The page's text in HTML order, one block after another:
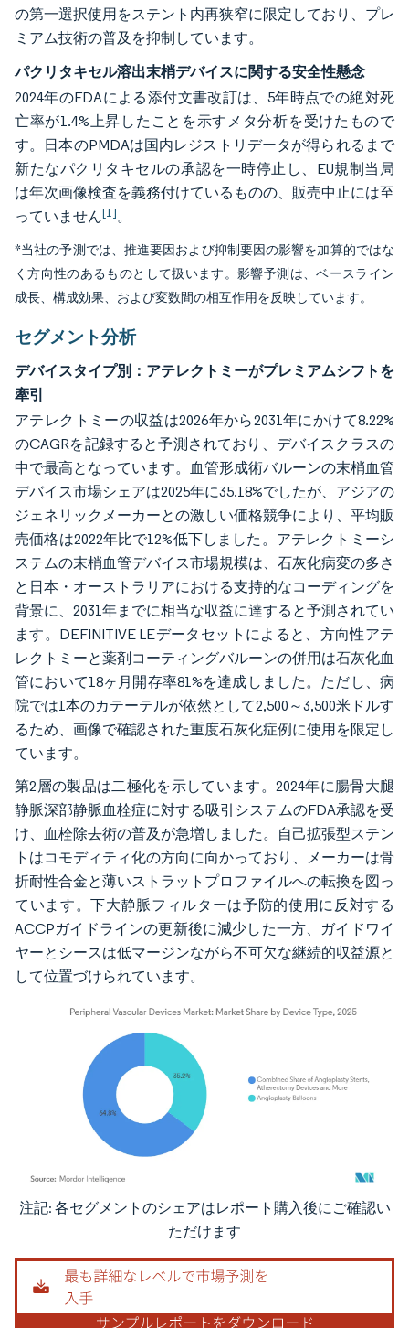
の第一選択使用をステント内再狭窄に限定しており、プレ
ミアム技術の普及を抑制しています。
パクリタキセル溶出末梢デバイスに関する安全性懸念
2024年のFDAによる添付文書改訂は、5年時点での絶対死
亡率が1.4%上昇したことを示すメタ分析を受けたもので
す。日本のPMDAは国内レジストリデータが得られるまで
新たなパクリタキセルの承認を一時停止し、EU規制当局
は年次画像検査を義務付けているものの、販売中止には至
っていません[1]。
*当社の予測では、推進要因および抑制要因の影響を加算的ではな
く方向性のあるものとして扱います。影響予測は、ベースライン
成長、構成効果、および変数間の相互作用を反映しています。
セグメント分析
デバイスタイプ別：アテレクトミーがプレミアムシフトを
牽引
アテレクトミーの収益は2026年から2031年にかけて8.22%
のCAGRを記録すると予測されており、デバイスクラスの
中で最高となっています。血管形成術バルーンの末梢血管
デバイス市場シェアは2025年に35.18%でしたが、アジアの
ジェネリックメーカーとの激しい価格競争により、平均販
売価格は2022年比で12%低下しました。アテレクトミーシ
ステムの末梢血管デバイス市場規模は、石灰化病変の多さ
と日本・オーストラリアにおける支持的なコーディングを
背景に、2031年までに相当な収益に達すると予測されてい
ます。DEFINITIVE LEデータセットによると、方向性アテ
レクトミーと薬剤コーティングバルーンの併用は石灰化血
管において18ヶ月開存率81%を達成しました。ただし、病
院では1本のカテーテルが依然として2,500～3,500米ドルす
るため、画像で確認された重度石灰化症例に使用を限定し
ています。
第2層の製品は二極化を示しています。2024年に腸骨大腿
静脈深部静脈血栓症に対する吸引システムのFDA承認を受
け、血栓除去術の普及が急増しました。自己拡張型ステン
トはコモディティ化の方向に向かっており、メーカーは骨
折耐性合金と薄いストラットプロファイルへの転換を図っ
ています。下大静脈フィルターは予防的使用に反対する
ACCPガイドラインの更新後に減少した一方、ガイドワイ
ヤーとシースは低マージンながら不可欠な継続的収益源と
して位置づけられています。
画像 © Mordor Intelligence。再利用にはCC BY 4.0の表示が必要です。
注記: 各セグメントのシェアはレポート購入後にご確認い
ただけます